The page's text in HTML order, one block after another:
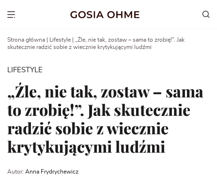
Show menu
Strona główna Lifestyle
„Źle, nie tak, zostaw – sama to zrobię!”. Jak
skutecznie radzić sobie z wiecznie krytykującymi ludźmi
LIFESTYLE
„Źle, nie tak, zostaw – sama
to zrobię!”. Jak skutecznie
radzić sobie z wiecznie
krytykującymi ludźmi
Autor: Anna Frydrychewicz